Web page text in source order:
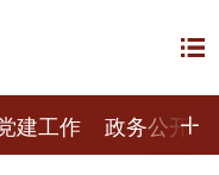
建工作 政务公开